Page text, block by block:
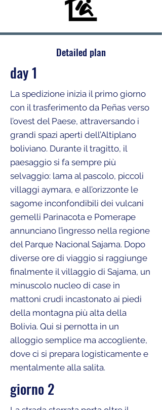
Detailed plan
day 1
La spedizione inizia il primo giorno
con il trasferimento da Peñas verso
l’ovest del Paese, attraversando i
grandi spazi aperti dell’Altiplano
boliviano. Durante il tragitto, il
paesaggio si fa sempre più
selvaggio: lama al pascolo, piccoli
villaggi aymara, e all’orizzonte le
sagome inconfondibili dei vulcani
gemelli Parinacota e Pomerape
annunciano l’ingresso nella regione
del Parque Nacional Sajama. Dopo
diverse ore di viaggio si raggiunge
finalmente il villaggio di Sajama, un
minuscolo nucleo di case in
mattoni crudi incastonato ai piedi
della montagna più alta della
Bolivia. Qui si pernotta in un
alloggio semplice ma accogliente,
dove ci si prepara logisticamente e
mentalmente alla salita.
giorno 2